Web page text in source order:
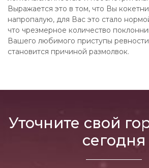
Выражается это в том, что Вы
напропалую, для Вас это стало
что чрезмерное количество
Вашего любимого приступы
становится причиной размолвок.
Уточните свой
сегодня